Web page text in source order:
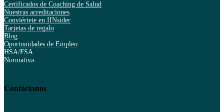
Certificados de Coaching de Salud
Nuestras acreditaciones
Conviértete en IINsider
Tarjetas de regalo
Blog
Oportunidades de Empleo
HSA/FSA
Normativa
Contáctanos